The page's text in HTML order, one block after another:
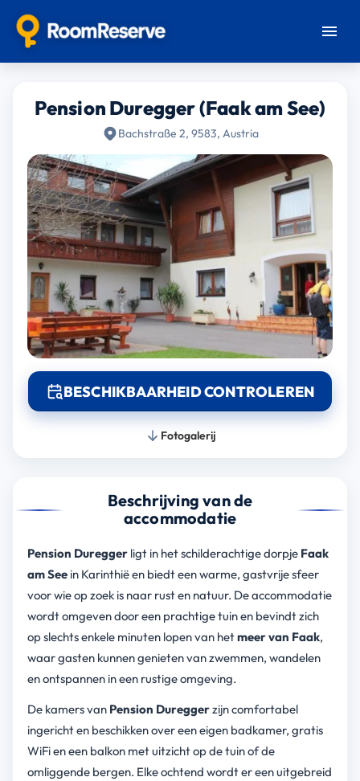
Pension Duregger (Faak am See)
Bachstraße 2, 9583, Austria
BESCHIKBAARHEID CONTROLEREN
Fotogalerij
Beschrijving van de
accommodatie
Pension Dureggerligt in het schilderachtige dorpje Faak
am Seein Karinthië en biedt een warme, gastvrije sfeer
voor wie op zoek is naar rust en natuur. De accommodatie
wordt omgeven door een prachtige tuin en bevindt zich
op slechts enkele minuten lopen van hetmeer van Faak,
waar gasten kunnen genieten van zwemmen, wandelen
en ontspannen in een rustige omgeving.
De kamers van Pension Dureggerzijn comfortabel
ingericht en beschikken over een eigen badkamer, gratis
WiFi en een balkon met uitzicht op de tuin of de
omliggende bergen. Elke ochtend wordt er een uitgebreid